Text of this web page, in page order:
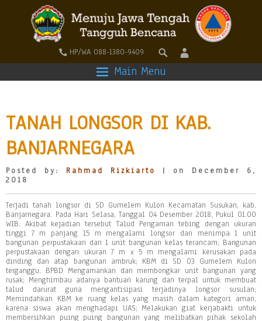
HP/WA 088-1380-9409
Main Menu
TANAH LONGSOR DI KAB.
BANJARNEGARA
Posted by: Rahmad Rizkiarto
| on December 6,
2018
Terjadi tanah longsor di SD Gumelem Kulon Kecamatan Susukan, kab.
Banjarnegara. Pada Hari Selasa, Tanggal 04 Desember 2018, Pukul 01.00
WIB. Akibat kejadian tersebut Talud Pengaman tebing dengan ukuran
tinggi 7 m panjang 15 m mengalami longsor dan menimpa 1 unit
bangunan perpustakaan dan 1 unit bangunan kelas terancam; Bangunan
perpustakaan dengan ukuran 7 m x 5 m mengalami kerusakan pada
dinding dan atap bangunan ambruk; KBM di SD 03 Gumelem Kulon
terganggu. BPBD Mengamankan dan membongkar unit bangunan yang
rusak; Menghimbau adanya bantuan karung dan terpal untuk membuat
talud darurat guna mengantisipasi terjadinya longsor susulan;
Memindahkan KBM ke ruang kelas yang masih dalam kategori aman,
karena siswa akan menghadapi UAS; Melakukan giat kerjabakti untuk
membersihkan puing puing bangunan yang melibatkan pihak sekolah